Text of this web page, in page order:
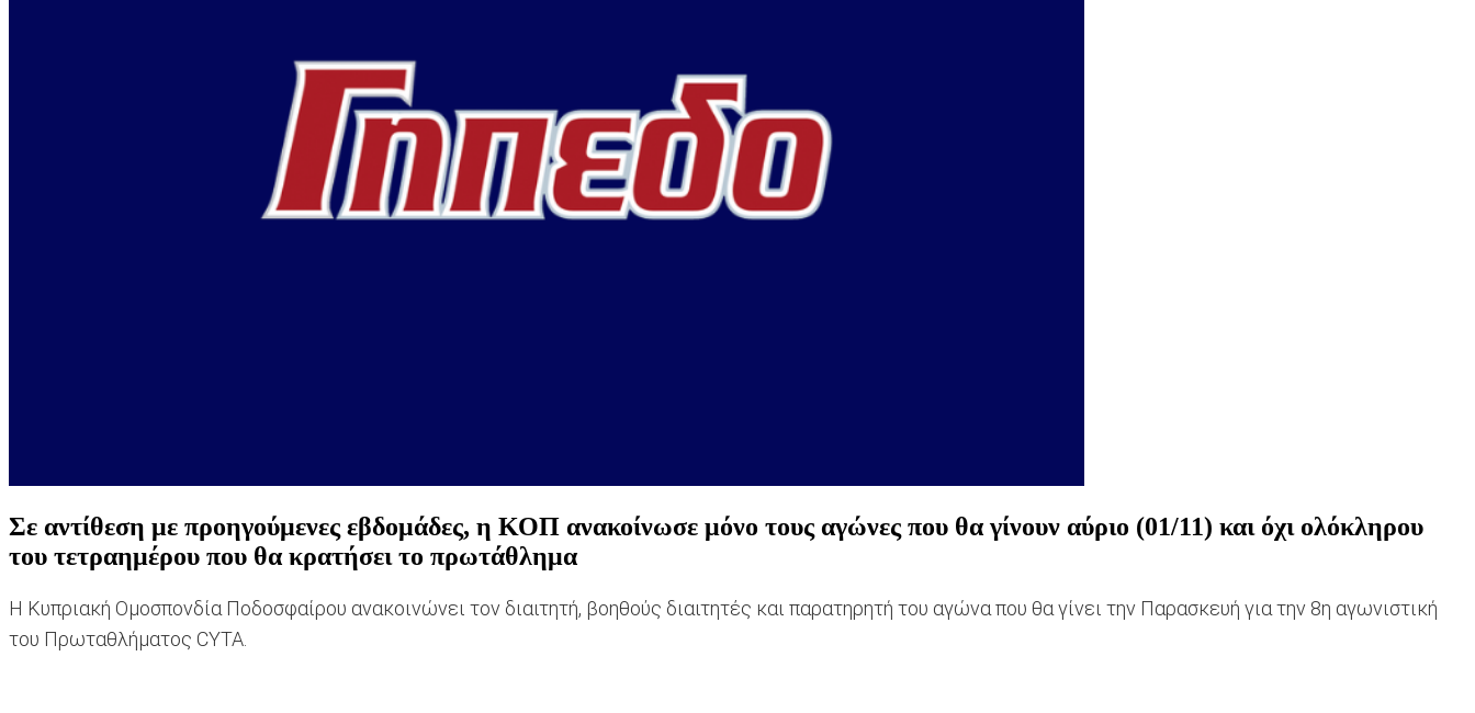
Σε αντίθεση με προηγούμενες εβδομάδες, η ΚΟΠ ανακοίνωσε μόνο τους αγώνες που θα γίνουν αύριο (01/11) και όχι ολόκληρου
του τετραημέρου που θα κρατήσει το πρωτάθλημα
Η Κυπριακή Ομοσπονδία Ποδοσφαίρου ανακοινώνει τον διαιτητή, βοηθούς διαιτητές και παρατηρητή του αγώνα που θα γίνει την Παρασκευή για την 8η αγωνιστική
του Πρωταθλήματος CYTA.